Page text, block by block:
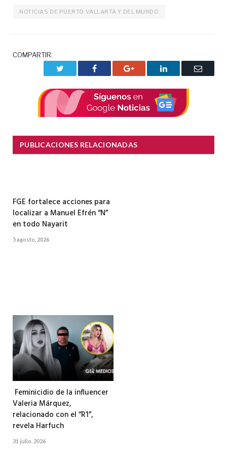
NOTICIAS DE PUERTO VALLARTA Y DEL MUNDO
COMPARTIR.
Facebook Google+ LinkedIn
Correo
PUBLICACIONES RELACIONADAS
FGE fortalece acciones para
localizar a Manuel Efrén “N”
en todo Nayarit
5 agosto, 2026
Feminicidio de la influencer
Valeria Márquez,
relacionado con el “R1”,
revela Harfuch
31 julio, 2026